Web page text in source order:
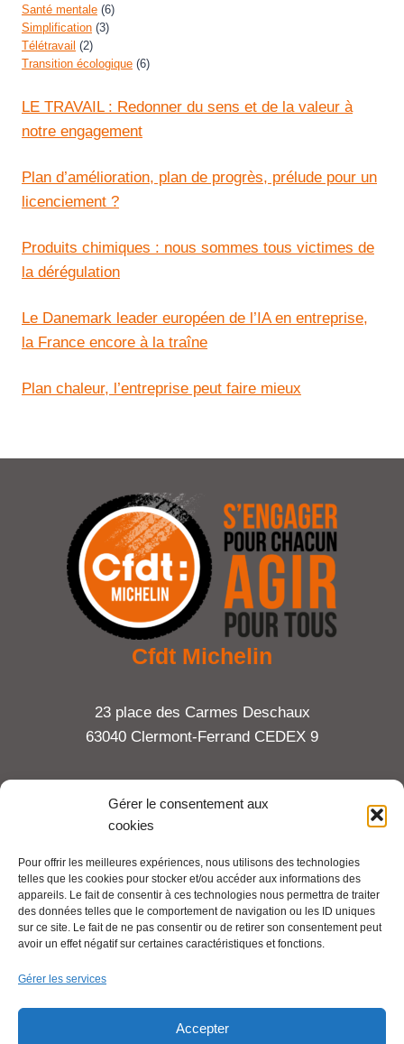
Gérer le consentement aux
cookies
Pour offrir les meilleures expériences, nous utilisons des technologies
telles que les cookies pour stocker et/ou accéder aux informations des
appareils. Le fait de consentir à ces technologies nous permettra de traiter
des données telles que le comportement de navigation ou les ID uniques
sur ce site. Le fait de ne pas consentir ou de retirer son consentement peut
avoir un effet négatif sur certaines caractéristiques et fonctions.
Gérer les services
Accepter
Santé mentale (6)
Simplification (3)
Télétravail (2)
Transition écologique (6)
LE TRAVAIL : Redonner du sens et de la valeur à
notre engagement
Plan d’amélioration, plan de progrès, prélude pour un
licenciement ?
Produits chimiques : nous sommes tous victimes de
la dérégulation
Le Danemark leader européen de l’IA en entreprise,
la France encore à la traîne
Plan chaleur, l’entreprise peut faire mieux
Cfdt Michelin
23 place des Carmes Deschaux
63040 Clermont-Ferrand CEDEX 9
Tel : 06 65 27 23 81
Mentions légales
Pour aller plus loin :
Se syndiquer en ligne